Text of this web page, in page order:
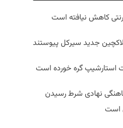
کاهش نیافته است
جدید سیرکل پیوستند
استارشیپ گره خورده است
نهادی شرط رسیدن